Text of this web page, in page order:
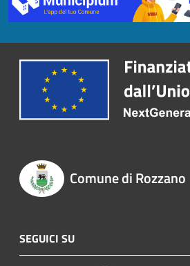
Comune di Rozzano
SEGUICI SU